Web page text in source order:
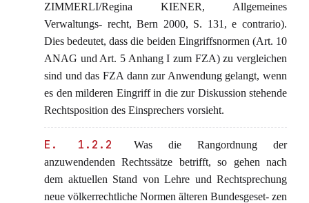
ZIMMERLI/Regina KIENER, Allgemeines
Verwaltungs- recht, Bern 2000, S. 131, e contrario).
Dies bedeutet, dass die beiden Eingriffsnormen (Art. 10
ANAG und Art. 5 Anhang I zum FZA) zu vergleichen
sind und das FZA dann zur Anwendung gelangt, wenn
es den milderen Eingriff in die zur Diskussion stehende
Rechtsposition des Einsprechers vorsieht.
E. 1.2.2
Was die Rangordnung der
anzuwendenden Rechtssätze betrifft, so gehen nach
dem aktuellen Stand von Lehre und Rechtsprechung
neue völkerrechtliche Normen älteren Bundesgeset- zen